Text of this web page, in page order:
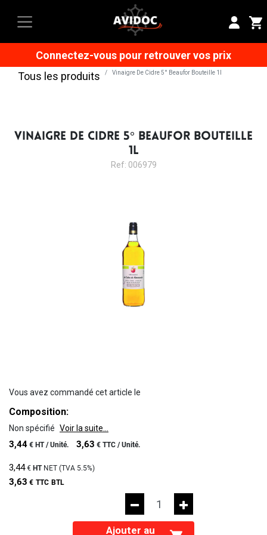
Connectez-vous pour retrouver vos prix
Tous les produits
Vinaigre De Cidre 5° Beaufor Bouteille 1l
VINAIGRE DE CIDRE 5° BEAUFOR BOUTEILLE
1L
Ref: 006979
Vous avez commandé cet article le
Composition:
Non spécifié Voir la suite...
3,44 € HT /Unité. 3,63 € TTC /Unité.
3,44€ HTNET (TVA 5.5%)
3,63 € TTC BTL
Ajouter au